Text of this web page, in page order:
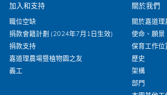
加入和支持
職位空缺
捐款會籍計劃 (2024年7月1日生效)
捐款支持
嘉道理農場暨植物園之友
義工
關於我們
關於嘉道
使命、願景
保育工作位
歷史
架構
部門